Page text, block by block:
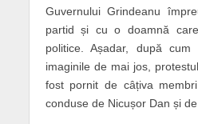
Guvernului Grindeanu
partid și cu o doamnă
politice. Așadar, după
imaginile de mai jos,
fost pornit de câțiva
conduse de Nicușor Dan și